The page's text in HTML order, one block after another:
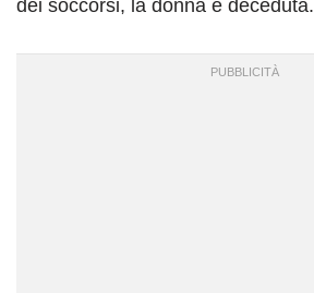
dei soccorsi, la donna è deceduta.